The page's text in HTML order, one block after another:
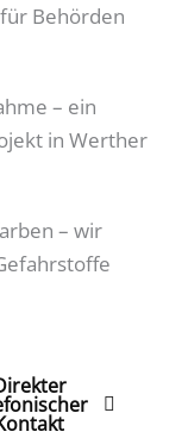
Behörden
– ein
in Werther
– wir